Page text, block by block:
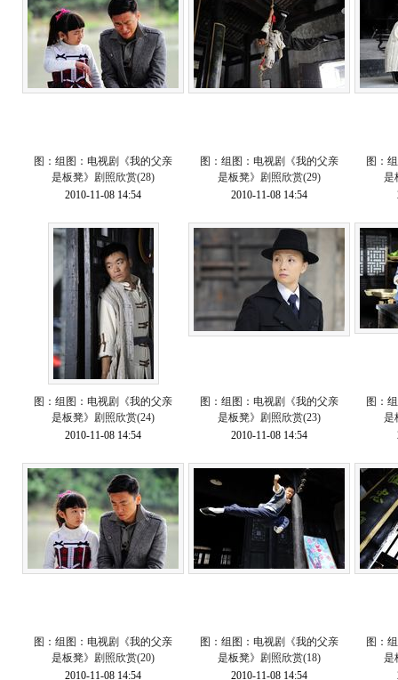
图：组图：电视剧《我的父亲
是板凳》剧照欣赏(28)
2010-11-08 14:54
图：组图：电视剧《我的父亲
是板凳》剧照欣赏(29)
2010-11-08 14:54
图：
是
图：组图：电视剧《我的父亲
是板凳》剧照欣赏(24)
2010-11-08 14:54
图：组图：电视剧《我的父亲
是板凳》剧照欣赏(23)
2010-11-08 14:54
图：
是
图：组图：电视剧《我的父亲
是板凳》剧照欣赏(20)
2010-11-08 14:54
图：组图：电视剧《我的父亲
是板凳》剧照欣赏(18)
2010-11-08 14:54
图：
是